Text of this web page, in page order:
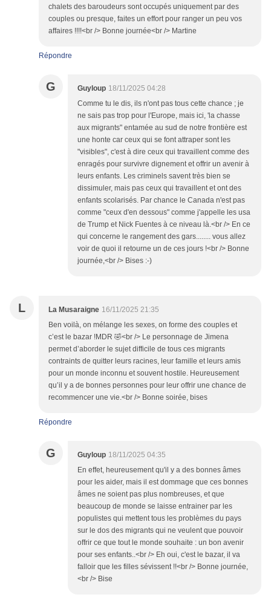
chalets des baroudeurs sont occupés uniquement par des
couples ou presque, faites un effort pour ranger un peu vos
affaires !!!!<br /> Bonne journée<br /> Martine
Répondre
G Guyloup 18/11/2025 04:28
Comme tu le dis, ils n'ont pas tous cette chance ; je
ne sais pas trop pour l'Europe, mais ici, 'la chasse
aux migrants" entamée au sud de notre frontière est
une honte car ceux qui se font attraper sont les
"visibles", c'est à dire ceux qui travaillent comme des
enragés pour survivre dignement et offrir un avenir à
leurs enfants. Les criminels savent très bien se
dissimuler, mais pas ceux qui travaillent et ont des
enfants scolarisés. Par chance le Canada n'est pas
comme "ceux d'en dessous" comme j'appelle les usa
de Trump et Nick Fuentes à ce niveau là.<br /> En ce
qui concerne le rangement des gars........ vous allez
voir de quoi il retourne un de ces jours !<br /> Bonne
journée,<br /> Bises :-)
L La Musaraigne 16/11/2025 21:35
Ben voilà, on mélange les sexes, on forme des couples et
c’est le bazar !MDR 🤣<br /> Le personnage de Jimena
permet d’aborder le sujet difficile de tous ces migrants
contraints de quitter leurs racines, leur famille et leurs amis
pour un monde inconnu et souvent hostile. Heureusement
qu’il y a de bonnes personnes pour leur offrir une chance de
recommencer une vie.<br /> Bonne soirée, bises
Répondre
G Guyloup 18/11/2025 04:35
En effet, heureusement qu'il y a des bonnes âmes
pour les aider, mais il est dommage que ces bonnes
âmes ne soient pas plus nombreuses, et que
beaucoup de monde se laisse entrainer par les
populistes qui mettent tous les problèmes du pays
sur le dos des migrants qui ne veulent que pouvoir
offrir ce que tout le monde souhaite : un bon avenir
pour ses enfants..<br /> Eh oui, c'est le bazar, il va
falloir que les filles sévissent !!<br /> Bonne journée,
<br /> Bise